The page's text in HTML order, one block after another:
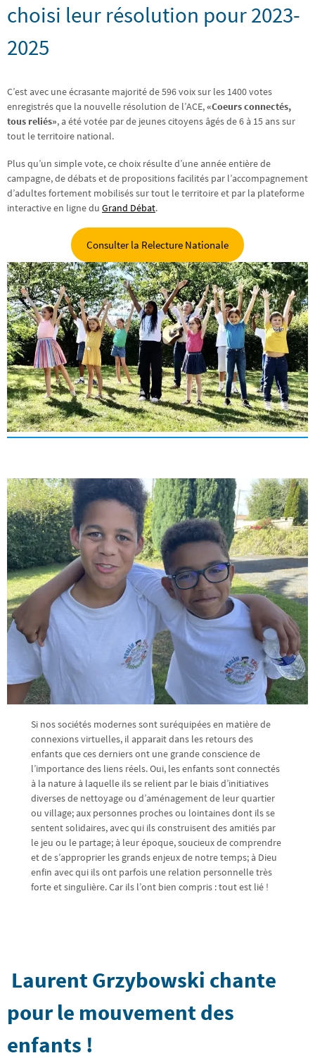
choisi leur résolution pour 2023-
2025
C’est avec une écrasante majorité de 596 voix sur les 1400 votes
enregistrés que la nouvelle résolution de l’ACE,«Coeurs connectés,
tous reliés», a été votée par de jeunes citoyens âgés de 6 à 15 ans sur
tout le territoire national.
Plus qu’un simple vote, ce choix résulte d’une année entière de
campagne, de débats et de propositions facilités par l’accompagnement
d’adultes fortement mobilisés sur tout le territoire et par la plateforme
interactive en ligne du Grand Débat.
Consulter la Relecture Nationale
Si nos sociétés modernes sont suréquipées en matière de
connexions virtuelles, il apparait dans les retours des
enfants que ces derniers ont une grande conscience de
l’importance des liens réels. Oui, les enfants sont connectés
à la nature à laquelle ils se relient par le biais d’initiatives
diverses de nettoyage ou d’aménagement de leur quartier
ou village; aux personnes proches ou lointaines dont ils se
sentent solidaires, avec qui ils construisent des amitiés par
le jeu ou le partage; à leur époque, soucieux de comprendre
et de s’approprier les grands enjeux de notre temps; à Dieu
enfin avec qui ils ont parfois une relation personnelle très
forte et singulière. Car ils l’ont bien compris : tout est lié !
Laurent Grzybowski chante
pour le mouvement des
enfants !